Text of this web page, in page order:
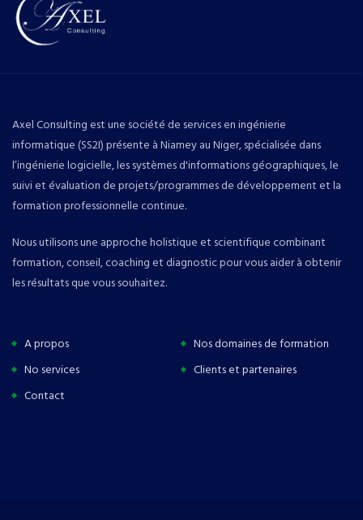
Axel Consulting est une société de services en ingénierie
informatique (SS2I) présente à Niamey au Niger, spécialisée dans
l’ingénierie logicielle, les systèmes d'informations géographiques, le
suivi et évaluation de projets/programmes de développement et la
formation professionnelle continue.
Nous utilisons une approche holistique et scientifique combinant
formation, conseil, coaching et diagnostic pour vous aider à obtenir
les résultats que vous souhaitez.
A propos
Nos domaines de formation
No services
Clients et partenaires
Contact